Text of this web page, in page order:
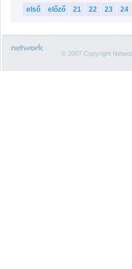
első előző 21 22 23 24
© 2007 Copyright